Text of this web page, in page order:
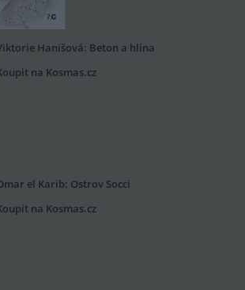
Hanišová: Beton a hlína
na Kosmas.cz
el Karib: Ostrov Socci
na Kosmas.cz